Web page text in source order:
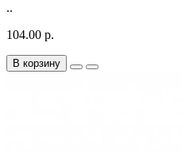
..
104.00 р.
В корзину